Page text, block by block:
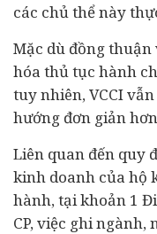
các chủ thể này
Mặc dù đồng
hóa thủ tục hành
tuy nhiên, VCCI
hướng đơn giản
Liên quan đến quy
kinh doanh của hộ
hành, tại khoản 1
CP, việc ghi